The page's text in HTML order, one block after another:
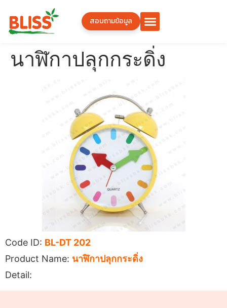
สอบถามข้อมูล
นาฬิกาปลุกกระดิ่ง
Code ID: BL-DT 202
Product Name: นาฬิกาปลุกกระดิ่ง
Detail: